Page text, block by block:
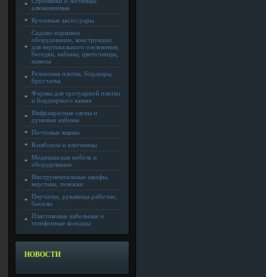
алюминиевые
Кухонные аксессуары
Садово-парковое
оборудование, конструкции
для вертикального озеленения,
беседки, кабины, цветочницы,
навесы
Резиновая плитка, бордюры,
брусчатка
Формы для тротуарной плитки
и бордюрного камня
Инфракрасные сауны и
душевые кабины
Почтовые ящики
Кэшбоксы и ключницы
Медицинская мебель и
оборудование
Инструментальные шкафы,
верстаки, тележки
Перчатки, рукавицы рабочие,
бахилы
Пластиковые кабельные и
телефонные колодцы
НОВОСТИ